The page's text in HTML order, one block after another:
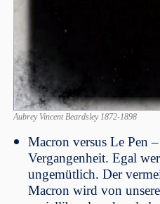
Aubrey Vincent Beardsley 1872-1898
Macron versus Le Pen
Vergangenheit. Egal
ungemütlich. Der
Macron wird von